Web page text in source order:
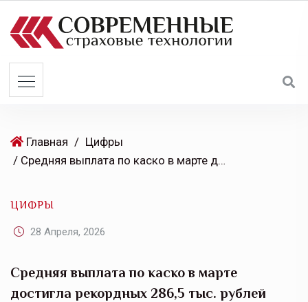
Главная / Цифры
/ Средняя выплата по каско в марте достигла рекордных 286,5 тыс. рублей
ЦИФРЫ
28 Апреля, 2026
Средняя выплата по каско в марте
достигла рекордных 286,5 тыс. рублей